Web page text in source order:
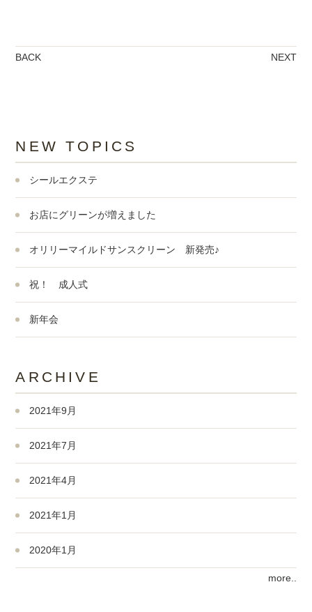
BACK NEXT
NEW TOPICS
シールエクステ
お店にグリーンが増えました
オリリーマイルドサンスクリーン 新発売♪
祝！ 成人式
新年会
ARCHIVE
2021年9月
2021年7月
2021年4月
2021年1月
2020年1月
more..